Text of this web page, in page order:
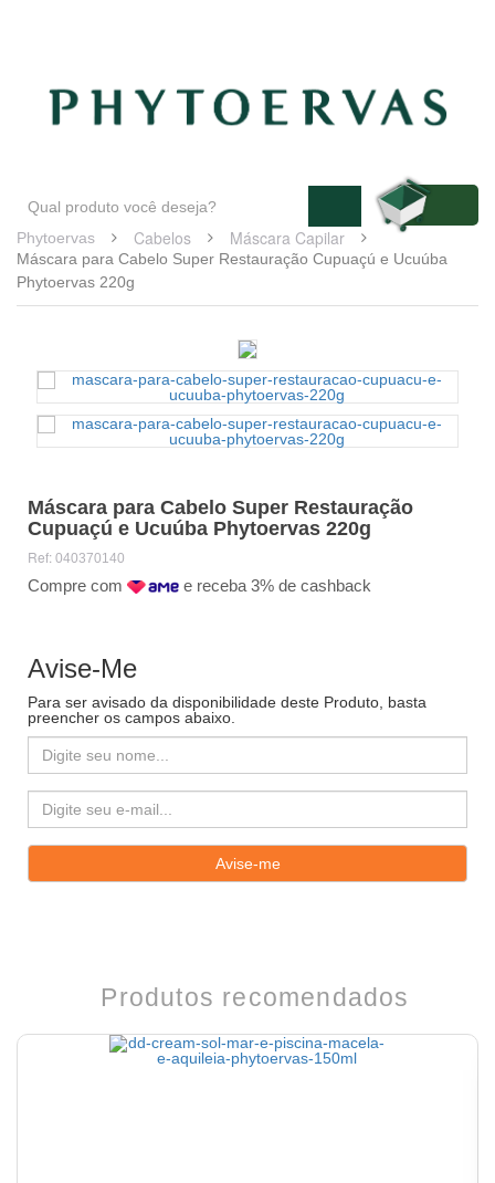
Phytoervas Cabelos Máscara Capilar
Máscara para Cabelo Super Restauração Cupuaçú e Ucuúba
Phytoervas 220g
Máscara para Cabelo Super Restauração
Cupuaçú e Ucuúba Phytoervas 220g
Ref: 040370140
Compre com e receba 3% de cashback
Avise-Me
Para ser avisado da disponibilidade deste Produto, basta
preencher os campos abaixo.
Produtos recomendados